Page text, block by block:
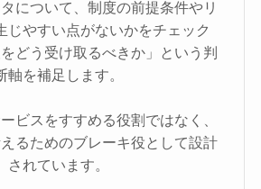
について、制度の前提条件やリ
じやすい点がないかをチェック
どう受け取るべきか」という判
軸を補足します。
ビスをすすめる役割ではなく、
るためのブレーキ役として設計
されています。